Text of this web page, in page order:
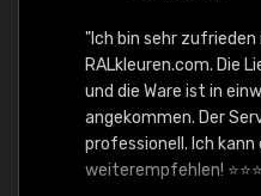
"Ich bin sehr
RALkleuren.com. Die
und die Ware ist in
angekommen. Der
professionell. Ich kann
weiterempfehlen!